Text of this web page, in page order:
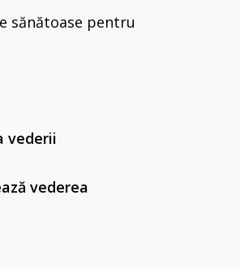
sănătoase pentru
vederii
vederea